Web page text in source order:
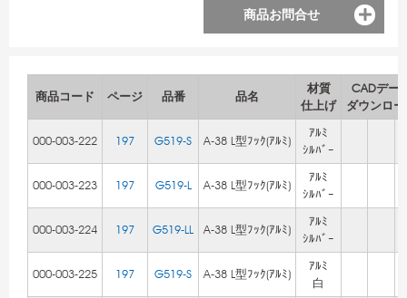
商品お問合せ
商品コード ページ 品番 品名
材質
仕上げ
CADデー
ダウンロ
000-003-222 197 G519-S A-38 L型ﾌｯｸ(ｱﾙﾐ)
ｱﾙﾐ
ｼﾙﾊﾞｰ
000-003-223 197 G519-L A-38 L型ﾌｯｸ(ｱﾙﾐ)
ｱﾙﾐ
ｼﾙﾊﾞｰ
000-003-224 197 G519-LL A-38 L型ﾌｯｸ(ｱﾙﾐ)
ｱﾙﾐ
ｼﾙﾊﾞｰ
000-003-225 197 G519-S A-38 L型ﾌｯｸ(ｱﾙﾐ)
ｱﾙﾐ
白